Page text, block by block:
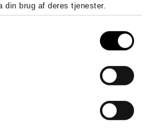
din brug af deres tjenester.
ApS – krav,